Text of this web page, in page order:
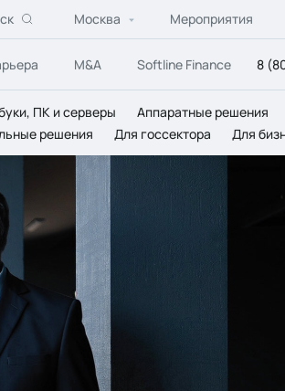
Москва Мероприятия
M&A Softline Finance 8
ПК и серверы Аппаратные решения
решения Для госсектора Для